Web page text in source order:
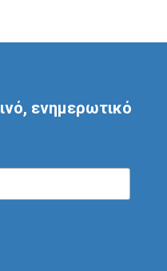
ενημερωτικό